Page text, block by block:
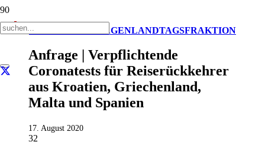
AKTUELL ANFRAGENLANDTAGSFRAKTION
Anfrage | Verpflichtende
Coronatests für Reiserückkehrer
aus Kroatien, Griechenland,
Malta und Spanien
17. August 2020
32